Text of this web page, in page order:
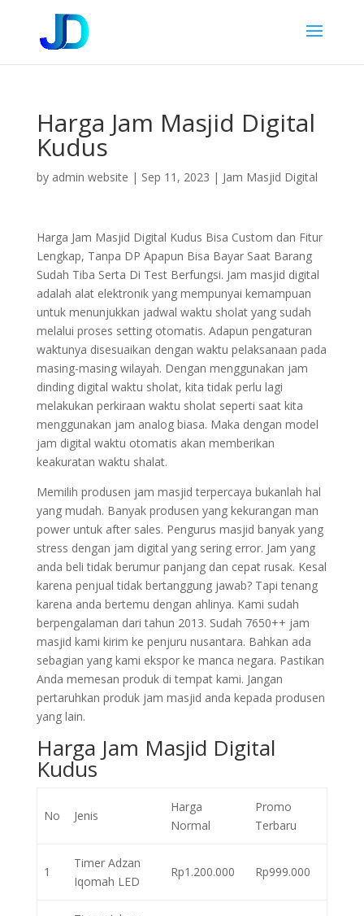
Harga Jam Masjid Digital
Kudus
by admin website | Sep 11, 2023 | Jam Masjid Digital
Harga Jam Masjid Digital Kudus Bisa Custom dan Fitur
Lengkap, Tanpa DP Apapun Bisa Bayar Saat Barang
Sudah Tiba Serta Di Test Berfungsi. Jam masjid digital
adalah alat elektronik yang mempunyai kemampuan
untuk menunjukkan jadwal waktu sholat yang sudah
melalui proses setting otomatis. Adapun pengaturan
waktunya disesuaikan dengan waktu pelaksanaan pada
masing-masing wilayah. Dengan menggunakan jam
dinding digital waktu sholat, kita tidak perlu lagi
melakukan perkiraan waktu sholat seperti saat kita
menggunakan jam analog biasa. Maka dengan model
jam digital waktu otomatis akan memberikan
keakuratan waktu shalat.
Memilih produsen jam masjid terpercaya bukanlah hal
yang mudah. Banyak produsen yang kekurangan man
power untuk after sales. Pengurus masjid banyak yang
stress dengan jam digital yang sering error. Jam yang
anda beli tidak berumur panjang dan cepat rusak. Kesal
karena penjual tidak bertanggung jawab? Tapi tenang
karena anda bertemu dengan ahlinya. Kami sudah
berpengalaman dari tahun 2013. Sudah 7650++ jam
masjid kami kirim ke penjuru nusantara. Bahkan ada
sebagian yang kami ekspor ke manca negara. Pastikan
Anda memesan produk di tempat kami. Jangan
pertaruhkan produk jam masjid anda kepada produsen
yang lain.
Harga Jam Masjid Digital
Kudus
No Jenis
Harga
Normal
Promo
Terbaru
1
Timer Adzan
Iqomah LED
Rp1.200.000 Rp999.000